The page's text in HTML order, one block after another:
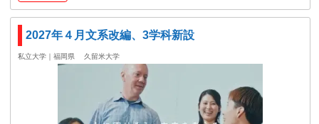
2027年４月文系改編、3学科新設
私立大学｜福岡県 久留米大学